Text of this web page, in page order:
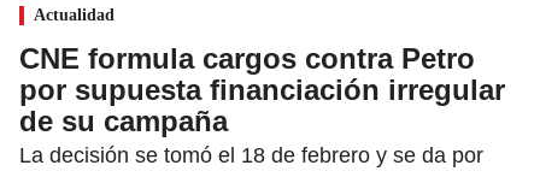
Actualidad
CNE formula cargos contra Petro
por supuesta financiación irregular
de su campaña
La decisión se tomó el 18 de febrero y se da por